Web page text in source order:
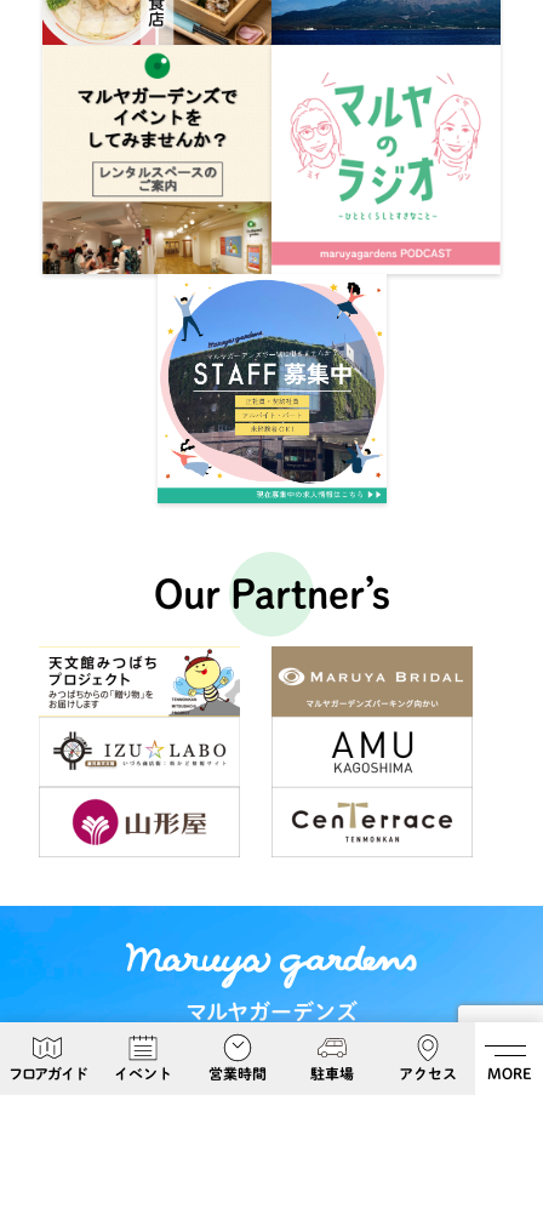
フロアガイド イベント 営業時間 駐車場 アクセス MORE
Our Partner’s
マルヤガーデンズ
〒892-0826 鹿児島県鹿児島市呉服町６−５